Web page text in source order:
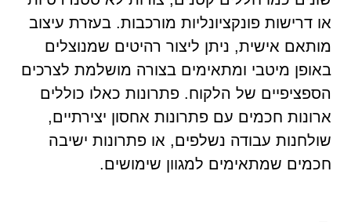
או דרישות פונקציונליות מורכבות. בעזרת עיצוב
מותאם אישית, ניתן ליצור רהיטים שמנוצלים
באופן מיטבי ומתאימים בצורה מושלמת לצרכים
הספציפיים של הלקוח. פתרונות כאלו כוללים
ארונות חכמים עם פתרונות אחסון יצירתיים,
שולחנות עבודה נשלפים, או פתרונות ישיבה
חכמים שמתאימים למגוון שימושים.